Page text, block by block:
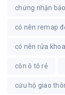
chứng nhận
có nên remap
có nên rửa
côn ô tô rẻ
cứu hộ giao